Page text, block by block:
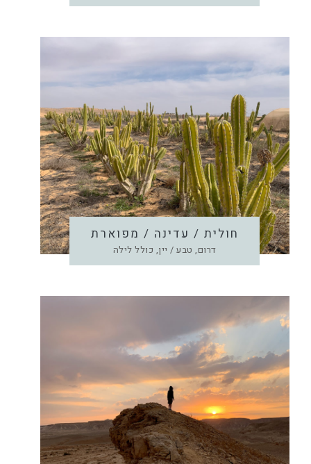
חולית / עדינה / מפוארת
דרום, טבע / יין, כולל לילה